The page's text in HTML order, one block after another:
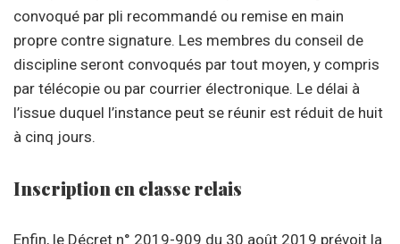
convoqué par pli recommandé ou remise en main
propre contre signature. Les membres du conseil de
discipline seront convoqués par tout moyen, y compris
par télécopie ou par courrier électronique. Le délai à
l’issue duquel l’instance peut se réunir est réduit de huit
à cinq jours.
Inscription en classe relais
Enfin, le Décret n° 2019-909 du 30 août 2019 prévoit la